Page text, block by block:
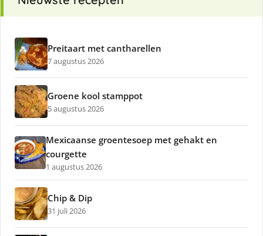
Preitaart met cantharellen
7 augustus 2026
Groene kool stamppot
5 augustus 2026
Mexicaanse groentesoep met gehakt en
courgette
1 augustus 2026
Chip & Dip
31 juli 2026